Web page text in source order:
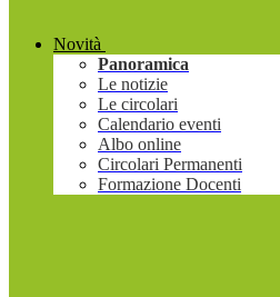
Novità
Panoramica
Le notizie
Le circolari
Calendario eventi
Albo online
Circolari Permanenti
Formazione Docenti